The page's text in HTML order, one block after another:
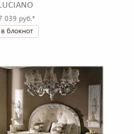
039 руб.*
блокнот